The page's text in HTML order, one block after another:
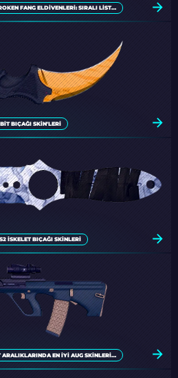
CS2'DEKI EN İYI BROKEN FANG ELDIVENLERI: SIRALI LISTE [2026]
BIÇAĞI SKIN'LERI
İSKELET BIÇAĞI SKINLERI
CS2'DE TÜM FIYAT ARALIKLARINDA EN İYI AUG SKINLERI [2026]